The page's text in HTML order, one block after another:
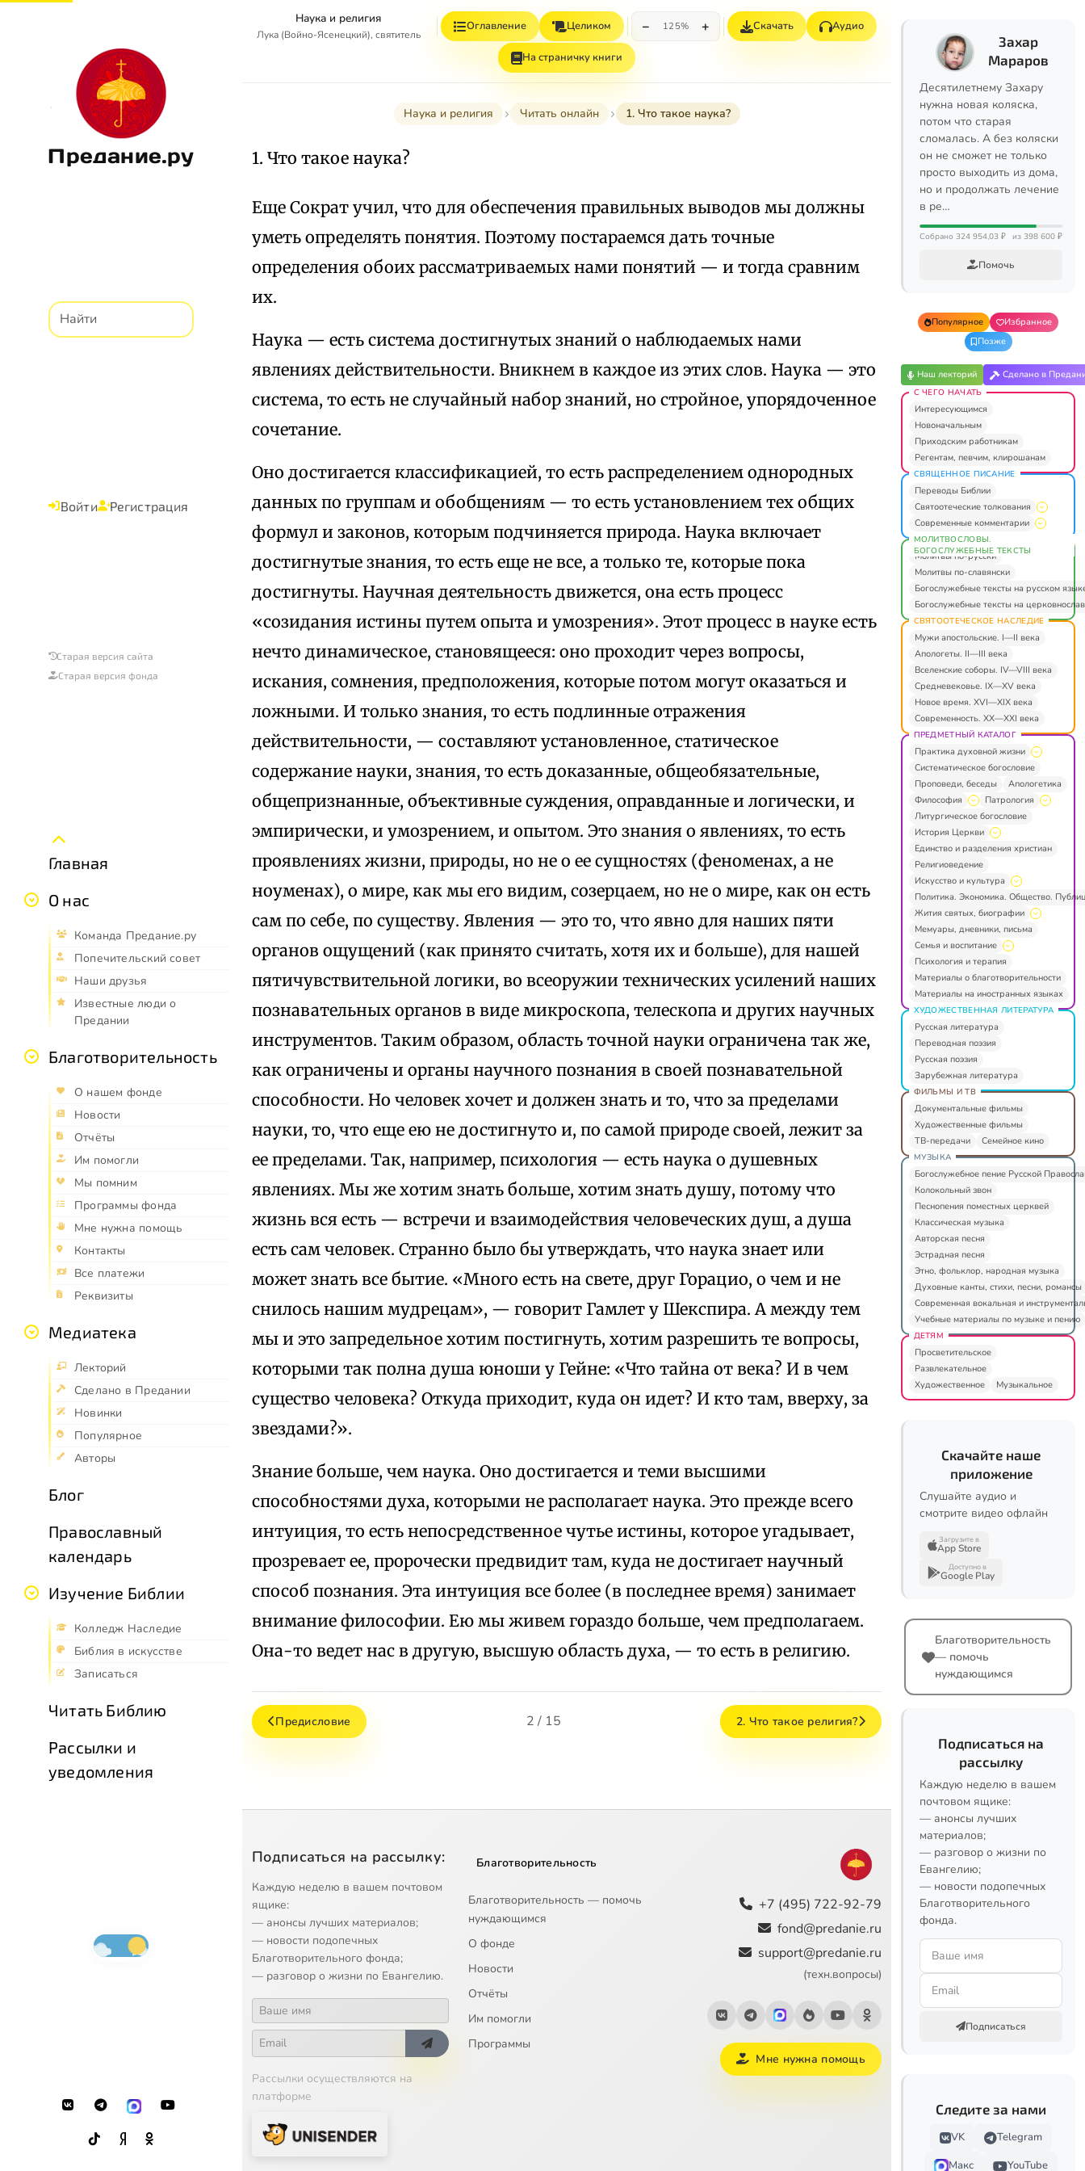
Предание.ру
Войти Регистрация
Старая версия сайта
Старая версия фонда
Главная
О нас
Команда Предание.ру
Попечительский совет
Наши друзья
Известные люди о
Предании
Благотворительность
О нашем фонде
Новости
Отчёты
Им помогли
Мы помним
Программы фонда
Мне нужна помощь
Контакты
Все платежи
Реквизиты
Медиатека
Лекторий
Сделано в Предании
Новинки
Популярное
Авторы
Блог
Православный
календарь
Изучение Библии
Колледж Наследие
Библия в искусстве
Записаться
Читать Библию
Рассылки и
уведомления
Наука и религия
Лука (Войно-Ясенецкий), святитель
Оглавление Целиком − 125% + Скачать Аудио
На страничку книги
Наука и религия Читать онлайн 1. Что такое наука?
1. Что такое наука?
Еще Сократ учил, что для обеспечения правильных выводов мы должны
уметь определять понятия. Поэтому постараемся дать точные
определения обоих рассматриваемых нами понятий — и тогда сравним
их.
Наука — есть система достигнутых знаний о наблюдаемых нами
явлениях действительности. Вникнем в каждое из этих слов. Наука — это
система, то есть не случайный набор знаний, но стройное, упорядоченное
сочетание.
Оно достигается классификацией, то есть распределением однородных
данных по группам и обобщениям — то есть установлением тех общих
формул и законов, которым подчиняется природа. Наука включает
достигнутые знания, то есть еще не все, а только те, которые пока
достигнуты. Научная деятельность движется, она есть процесс
«созидания истины путем опыта и умозрения». Этот процесс в науке есть
нечто динамическое, становящееся: оно проходит через вопросы,
искания, сомнения, предположения, которые потом могут оказаться и
ложными. И только знания, то есть подлинные отражения
действительности, — составляют установленное, статическое
содержание науки, знания, то есть доказанные, общеобязательные,
общепризнанные, объективные суждения, оправданные и логически, и
эмпирически, и умозрением, и опытом. Это знания о явлениях, то есть
проявлениях жизни, природы, но не о ее сущностях (феноменах, а не
ноуменах), о мире, как мы его видим, созерцаем, но не о мире, как он есть
сам по себе, по существу. Явления — это то, что явно для наших пяти
органов ощущений (как принято считать, хотя их и больше), для нашей
пятичувствительной логики, во всеоружии технических усилений наших
познавательных органов в виде микроскопа, телескопа и других научных
инструментов. Таким образом, область точной науки ограничена так же,
как ограничены и органы научного познания в своей познавательной
способности. Но человек хочет и должен знать и то, что за пределами
науки, то, что еще ею не достигнуто и, по самой природе своей, лежит за
ее пределами. Так, например, психология — есть наука о душевных
явлениях. Мы же хотим знать больше, хотим знать душу, потому что
жизнь вся есть — встречи и взаимодействия человеческих душ, а душа
есть сам человек. Странно было бы утверждать, что наука знает или
может знать все бытие. «Много есть на свете, друг Горацио, о чем и не
снилось нашим мудрецам», — говорит Гамлет у Шекспира. А между тем
мы и это запредельное хотим постигнуть, хотим разрешить те вопросы,
которыми так полна душа юноши у Гейне: «Что тайна от века? И в чем
существо человека? Откуда приходит, куда он идет? И кто там, вверху, за
звездами?».
Знание больше, чем наука. Оно достигается и теми высшими
способностями духа, которыми не располагает наука. Это прежде всего
интуиция, то есть непосредственное чутье истины, которое угадывает,
прозревает ее, пророчески предвидит там, куда не достигает научный
способ познания. Эта интуиция все более (в последнее время) занимает
внимание философии. Ею мы живем гораздо больше, чем предполагаем.
Она-то ведет нас в другую, высшую область духа, — то есть в религию.
Предисловие 2 / 15 2. Что такое религия?
Подписаться на рассылку:
Каждую неделю в вашем почтовом
ящике:
— анонсы лучших материалов;
— новости подопечных
Благотворительного фонда;
— разговор о жизни по Евангелию.
Рассылки осуществляются на
платформе
Благотворительность
Благотворительность — помочь
нуждающимся
О фонде
Новости
Отчёты
Им помогли
Программы
+7 (495) 722-92-79
fond@predanie.ru
support@predanie.ru
(техн.вопросы)
Мне нужна помощь
Захар
Мараров
Десятилетнему Захару
нужна новая коляска,
потом что старая
сломалась. А без коляски
он не сможет не только
просто выходить из дома,
но и продолжать лечение
в ре…
Собрано 324 954,03 ₽ из 398 600 ₽
Помочь
Популярное
Избранное
Позже
Наш лекторий Сделано в
С ЧЕГО НАЧАТЬ
Интересующимся
Новоначальным
Приходским работникам
Регентам, певчим, клирошанам
СВЯЩЕННОЕ ПИСАНИЕ
Переводы Библии
Святоотеческие толкования
Современные комментарии
МОЛИТВОСЛОВЫ.
БОГОСЛУЖЕБНЫЕ ТЕКСТЫ
Молитвы по-русски
Молитвы по-славянски
Богослужебные тексты на русском
Богослужебные тексты на
СВЯТООТЕЧЕСКОЕ НАСЛЕДИЕ
Мужи апостольские. I—II века
Апологеты. II—III века
Вселенские соборы. IV—VIII века
Средневековье. IX—XV века
Новое время. XVI—XIX века
Современность. XX—XXI века
ПРЕДМЕТНЫЙ КАТАЛОГ
Практика духовной жизни
Систематическое богословие
Проповеди, беседы
Апологетика
Философия
Патрология
Литургическое богословие
История Церкви
Единство и разделения христиан
Религиоведение
Искусство и культура
Политика. Экономика. Общество.
Жития святых, биографии
Мемуары, дневники, письма
Семья и воспитание
Психология и терапия
Материалы о благотворительности
Материалы на иностранных языках
ХУДОЖЕСТВЕННАЯ ЛИТЕРАТУРА
Русская литература
Переводная поэзия
Русская поэзия
Зарубежная литература
ФИЛЬМЫ И ТВ
Документальные фильмы
Художественные фильмы
ТВ-передачи
Семейное кино
МУЗЫКА
Богослужебное пение Русской
Колокольный звон
Песнопения поместных церквей
Классическая музыка
Авторская песня
Эстрадная песня
Этно, фольклор, народная музыка
Духовные канты, стихи, песни, романсы
Современная вокальная и
Учебные материалы по музыке и пению
ДЕТЯМ
Просветительское
Развлекательное
Художественное
Музыкальное
Скачайте наше
приложение
Слушайте аудио и
смотрите видео офлайн
Загрузите в
App Store
Доступно в
Google Play
Благотворительность
— помочь
нуждающимся
Подписаться на
рассылку
Каждую неделю в вашем
почтовом ящике:
— анонсы лучших
материалов;
— разговор о жизни по
Евангелию;
— новости подопечных
Благотворительного
фонда.
Подписаться
Следите за нами
VK
Telegram
Макс
YouTube